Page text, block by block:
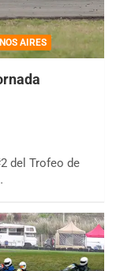
AIRES
del Trofeo de